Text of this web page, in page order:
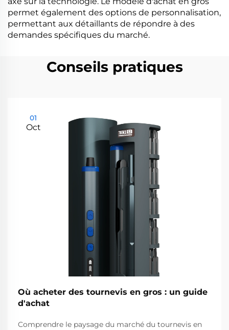
permet également des options de personnalisation,
permettant aux détaillants de répondre à des
demandes spécifiques du marché.
Conseils pratiques
01
Oct
Où acheter des tournevis en gros : un guide
d'achat
Comprendre le paysage du marché du tournevis en